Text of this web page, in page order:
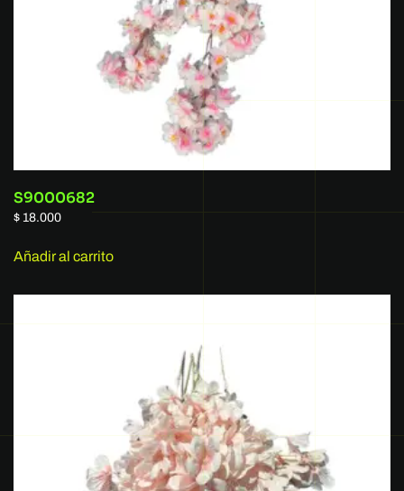
S9000682
$ 18.000
Añadir al carrito